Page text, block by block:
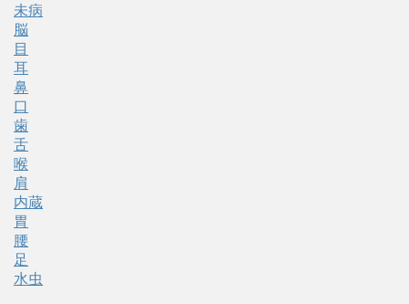
未病
脳
目
耳
鼻
口
歯
舌
喉
肩
内蔵
胃
腰
足
水虫